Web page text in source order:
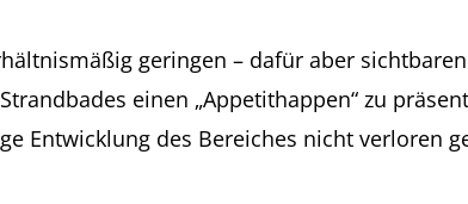
geringen – dafür aber
einen „Appetithappen“ zu
Entwicklung des Bereiches nicht verloren